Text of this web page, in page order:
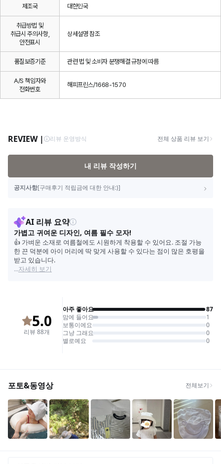
제조국 대한민국
취급방법 및
취급시 주의사항,
안전표시
상세설명 참조
품질보증기준 관련 법 및 소비자 분쟁해결 규정에 따름
A/S 책임자와
전화번호
해피프린스/1668-1570